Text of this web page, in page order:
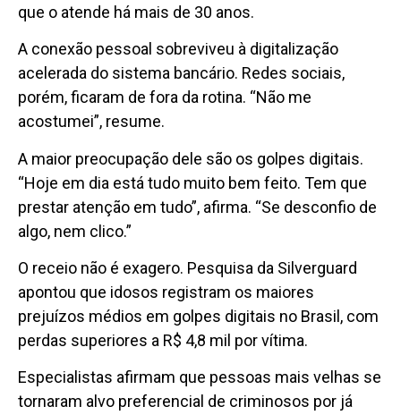
que o atende há mais de 30 anos.
A conexão pessoal sobreviveu à digitalização
acelerada do sistema bancário. Redes sociais,
porém, ficaram de fora da rotina. “Não me
acostumei”, resume.
A maior preocupação dele são os golpes digitais.
“Hoje em dia está tudo muito bem feito. Tem que
prestar atenção em tudo”, afirma. “Se desconfio de
algo, nem clico.”
O receio não é exagero. Pesquisa da Silverguard
apontou que idosos registram os maiores
prejuízos médios em golpes digitais no Brasil, com
perdas superiores a R$ 4,8 mil por vítima.
Especialistas afirmam que pessoas mais velhas se
tornaram alvo preferencial de criminosos por já